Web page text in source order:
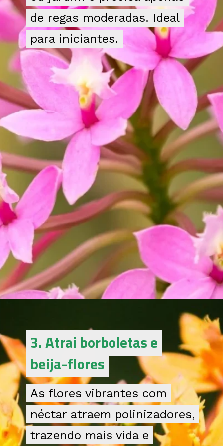
de regas moderadas. Ideal
para iniciantes.
de regas moderadas. Ideal
para iniciantes.
3. Atrai borboletas e
beija-flores
3. Atrai borboletas e
beija-flores
As flores vibrantes com
néctar atraem polinizadores,
trazendo mais vida e
As flores vibrantes com
néctar atraem polinizadores,
trazendo mais vida e